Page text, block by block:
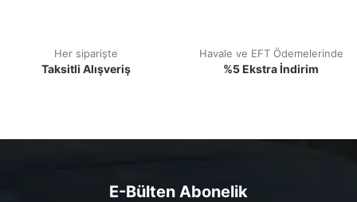
Her siparişte
Taksitli Alışveriş
Havale ve EFT Ödemelerinde
%5 Ekstra İndirim
E-Bülten Abonelik